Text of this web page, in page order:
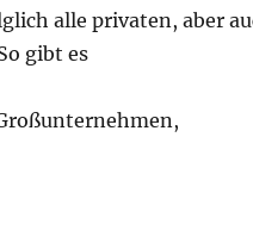
alle privaten, aber
gibt es